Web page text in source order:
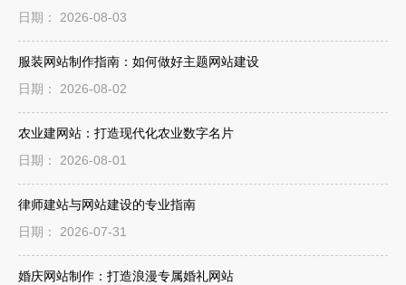
日期： 2026-08-03
服装网站制作指南：如何做好主题网站建设
日期： 2026-08-02
农业建网站：打造现代化农业数字名片
日期： 2026-08-01
律师建站与网站建设的专业指南
日期： 2026-07-31
婚庆网站制作：打造浪漫专属婚礼网站